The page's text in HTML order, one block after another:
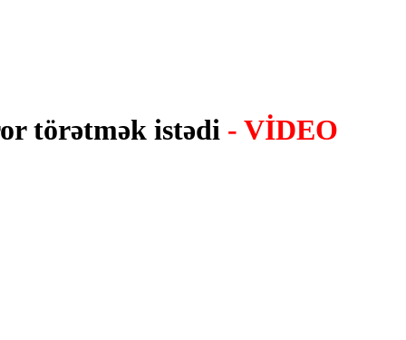
törətmək istədi - VİDEO